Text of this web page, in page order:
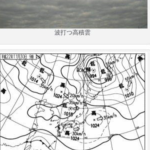
波打つ高積雲